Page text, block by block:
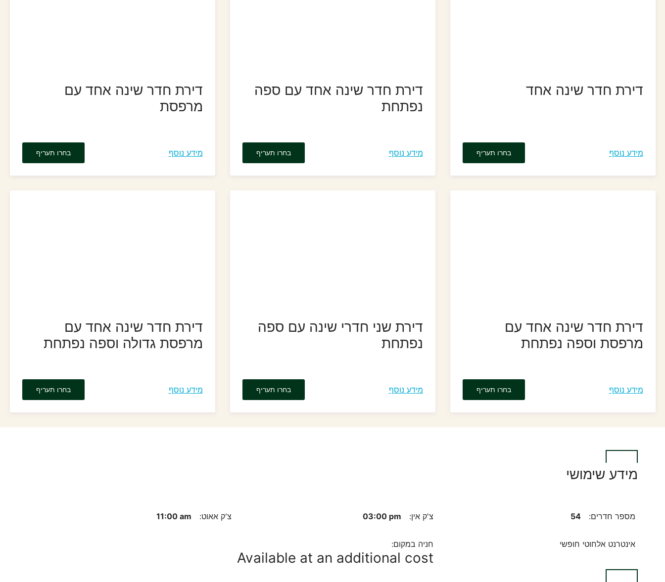
דירת חדר שינה אחד
מידע נוסף בחרו תעריף
דירת חדר שינה אחד עם ספה
נפתחת
מידע נוסף בחרו תעריף
דירת חדר שינה אחד עם
מרפסת
מידע נוסף בחרו תעריף
דירת חדר שינה אחד עם
מרפסת וספה נפתחת
מידע נוסף בחרו תעריף
דירת שני חדרי שינה עם ספה
נפתחת
מידע נוסף בחרו תעריף
דירת חדר שינה אחד עם
מרפסת גדולה וספה נפתחת
מידע נוסף בחרו תעריף
מידע שימושי
מספר חדרים: 54 צ'ק אין: 03:00 pm צ'ק אאוט: 11:00 am
אינטרנט אלחוטי חופשי חניה במקום:
Available at an additional cost